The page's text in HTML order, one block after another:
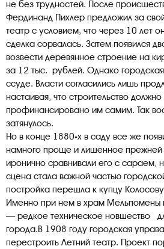
не без трудностей. После
Фердинанд Пихлер предложил за
театр с условием, что через 10 лет
сделка сорвалась. Затем появился
возвести деревянное строение на
за 12 тыс. рублей. Однако
ссуде. Власти согласились лишь
настаивая, что строительство
профинансировано им самим. Так
затянулось.
Но в конце 1880-х в саду все же
намного проще и лишенное прежней
иронично сравнивали его с сараем,
сцена стала важной частью
постройка перешла к купцу
Именно при нем в храм Мельпомены
— редкое техническое новшество
города.В 1908 году городская
перестроить Летний театр. Проект